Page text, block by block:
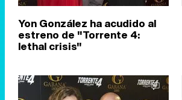
Yon González ha acudido al
estreno de "Torrente 4:
lethal crisis"